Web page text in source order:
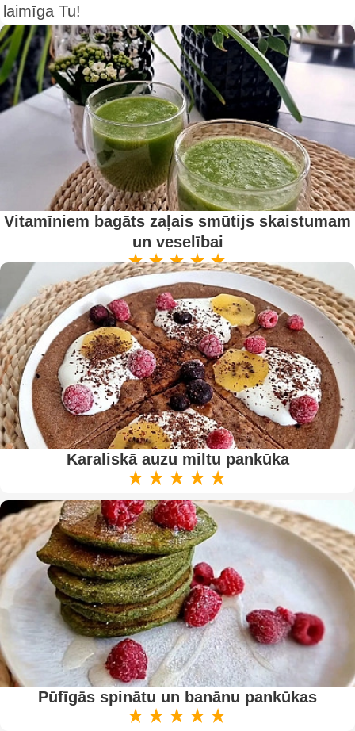
laimīga Tu!
Vitamīniem bagāts zaļais smūtijs skaistumam
un veselībai
Karaliskā auzu miltu pankūka
Pūfīgās spinātu un banānu pankūkas